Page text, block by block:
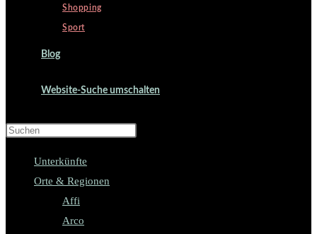
Shopping
Sport
Blog
Website-Suche umschalten
Unterkünfte
Orte & Regionen
Affi
Arco